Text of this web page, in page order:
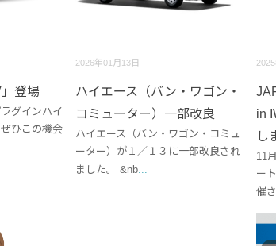
登場
グインハイ
ひこの機会
2026年01月13日
ハイエース（バン・ワゴン・
コミューター）一部改良
ハイエース（バン・ワゴン・コミュ
ーター）が１／１３に一部改良され
ました。 &nb...
in
し
11
ー
催